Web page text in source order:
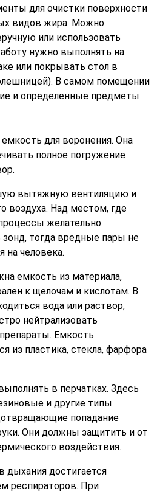
для очистки поверхности
видов жира. Можно
или использовать
нужно выполнять на
или покрывать стол в
В самом помещении
и определенные предметы
для воронения. Она
полное погружение
вытяжную вентиляцию и
воздуха. Над местом, где
желательно
зонд, тогда вредные пары не
на человека.
емкость из материала,
к щелочам и кислотам. В
вода или раствор,
нейтрализовать
Емкость
из пластика, стекла, фарфора
в перчатках. Здесь
и другие типы
попадание
Они должны защитить и от
воздействия.
дыхания достигается
респираторов. При